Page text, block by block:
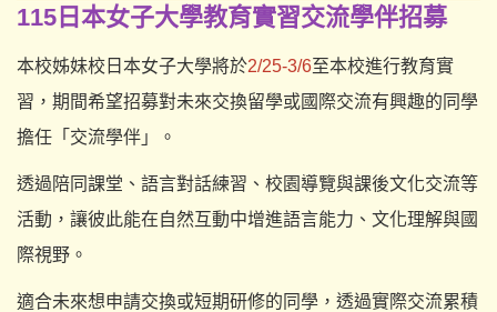
115日本女子大學教育實習交流學伴招募
本校姊妹校日本女子大學將於2/25-3/6至本校進行教育實
習，期間希望招募對未來交換留學或國際交流有興趣的同學
擔任「交流學伴」。
透過陪同課堂、語言對話練習、校園導覽與課後文化交流等
活動，讓彼此能在自然互動中增進語言能力、文化理解與國
際視野。
適合未來想申請交換或短期研修的同學，透過實際交流累積